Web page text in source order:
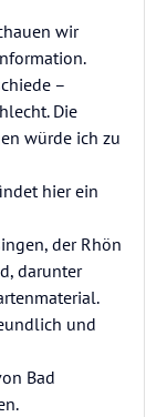
wir
–
Die
würde ich zu
hier ein
der Rhön
darunter
und
Bad